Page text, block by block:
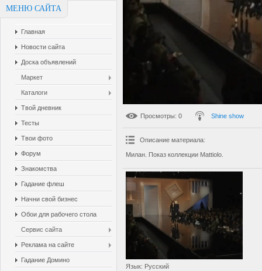
МЕНЮ САЙТА
Главная
Новости сайта
Доска объявлений
Маркет
Каталоги
Твой дневник
Тесты
Твои фото
Форум
Знакомства
Гадание флеш
Начни свой бизнес
Обои для рабочего стола
Сервис сайта
Реклама на сайте
Гадание Домино
Просмотры: 0 Shine show
Описание материала:
Милан. Показ коллекции Mattiolo.
Язык: Русский